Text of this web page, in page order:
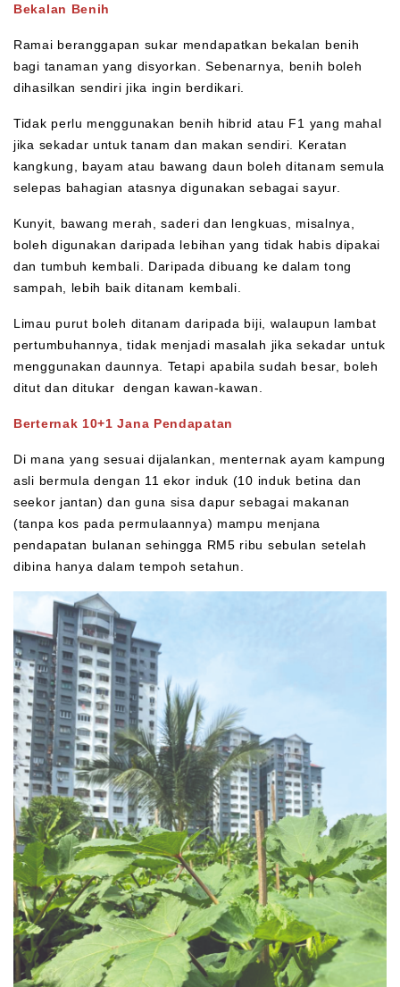
Bekalan Benih
Ramai beranggapan sukar mendapatkan bekalan benih
bagi tanaman yang disyorkan. Sebenarnya, benih boleh
dihasilkan sendiri jika ingin berdikari.
Tidak perlu menggunakan benih hibrid atau F1 yang mahal
jika sekadar untuk tanam dan makan sendiri. Keratan
kangkung, bayam atau bawang daun boleh ditanam semula
selepas bahagian atasnya digunakan sebagai sayur.
Kunyit, bawang merah, saderi dan lengkuas, misalnya,
boleh digunakan daripada lebihan yang tidak habis dipakai
dan tumbuh kembali. Daripada dibuang ke dalam tong
sampah, lebih baik ditanam kembali.
Limau purut boleh ditanam daripada biji, walaupun lambat
pertumbuhannya, tidak menjadi masalah jika sekadar untuk
menggunakan daunnya. Tetapi apabila sudah besar, boleh
ditut dan ditukar dengan kawan-kawan.
Berternak 10+1 Jana Pendapatan
Di mana yang sesuai dijalankan, menternak ayam kampung
asli bermula dengan 11 ekor induk (10 induk betina dan
seekor jantan) dan guna sisa dapur sebagai makanan
(tanpa kos pada permulaannya) mampu menjana
pendapatan bulanan sehingga RM5 ribu sebulan setelah
dibina hanya dalam tempoh setahun.